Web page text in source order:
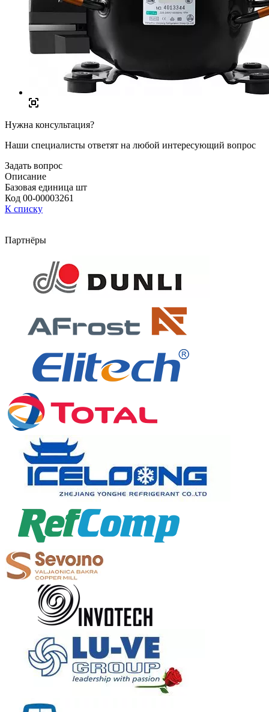
Нужна консультация?
Наши специалисты ответят на любой интересующий вопрос
Задать вопрос
Описание
Базовая единица шт
Код 00-00003261
К списку
Партнёры